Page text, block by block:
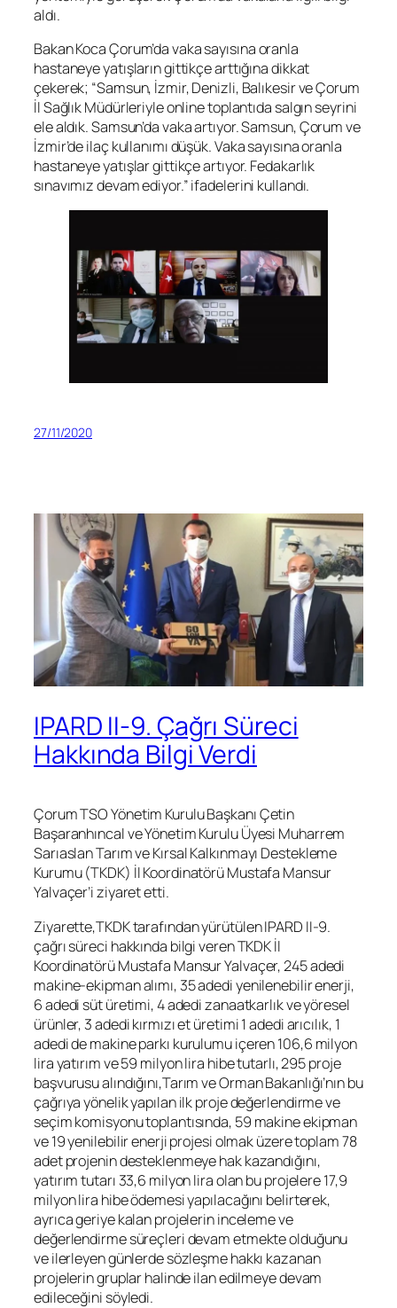
aldı.
Bakan Koca Çorum’da vaka sayısına oranla
hastaneye yatışların gittikçe arttığına dikkat
çekerek; “Samsun, İzmir, Denizli, Balıkesir ve Çorum
İl Sağlık Müdürleriyle online toplantıda salgın seyrini
ele aldık. Samsun’da vaka artıyor. Samsun, Çorum ve
İzmir’de ilaç kullanımı düşük. Vaka sayısına oranla
hastaneye yatışlar gittikçe artıyor. Fedakarlık
sınavımız devam ediyor.” ifadelerini kullandı.
27/11/2020
IPARD II-9. Çağrı Süreci
Hakkında Bilgi Verdi
Çorum TSO Yönetim Kurulu Başkanı Çetin
Başaranhıncal ve Yönetim Kurulu Üyesi Muharrem
Sarıaslan Tarım ve Kırsal Kalkınmayı Destekleme
Kurumu (TKDK) İl Koordinatörü Mustafa Mansur
Yalvaçer’i ziyaret etti.
Ziyarette,TKDK tarafından yürütülen IPARD II-9.
çağrı süreci hakkında bilgi veren TKDK İl
Koordinatörü Mustafa Mansur Yalvaçer, 245 adedi
makine-ekipman alımı, 35 adedi yenilenebilir enerji,
6 adedi süt üretimi, 4 adedi zanaatkarlık ve yöresel
ürünler, 3 adedi kırmızı et üretimi 1 adedi arıcılık, 1
adedi de makine parkı kurulumu içeren 106,6 milyon
lira yatırım ve 59 milyon lira hibe tutarlı, 295 proje
başvurusu alındığını,Tarım ve Orman Bakanlığı’nın bu
çağrıya yönelik yapılan ilk proje değerlendirme ve
seçim komisyonu toplantısında, 59 makine ekipman
ve 19 yenilebilir enerji projesi olmak üzere toplam 78
adet projenin desteklenmeye hak kazandığını,
yatırım tutarı 33,6 milyon lira olan bu projelere 17,9
milyon lira hibe ödemesi yapılacağını belirterek,
ayrıca geriye kalan projelerin inceleme ve
değerlendirme süreçleri devam etmekte olduğunu
ve ilerleyen günlerde sözleşme hakkı kazanan
projelerin gruplar halinde ilan edilmeye devam
edileceğini söyledi.